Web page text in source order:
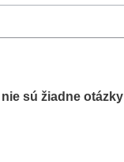
sú žiadne otázky